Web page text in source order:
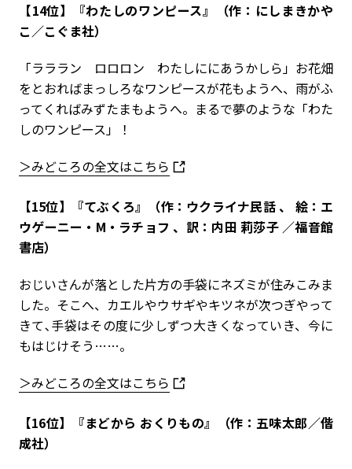
【14位】『わたしのワンピース』（作：にしまきかや
こ／こぐま社）
「ラララン ロロロン わたしににあうかしら」お花畑
をとおればまっしろなワンピースが花もようへ、雨がふ
ってくればみずたまもようへ。まるで夢のような「わた
しのワンピース」！
＞みどころの全文はこちら
【15位】『てぶくろ』（作：ウクライナ民話 、 絵：エ
ウゲーニー・M・ラチョフ 、訳：内田 莉莎子 ／福音館
書店）
おじいさんが落とした片方の手袋にネズミが住みこみま
した。そこへ、カエルやウサギやキツネが次つぎやって
きて､手袋はその度に少しずつ大きくなっていき、今に
もはじけそう……。
＞みどころの全文はこちら
【16位】『まどから おくりもの』（作：五味太郎／偕
成社）